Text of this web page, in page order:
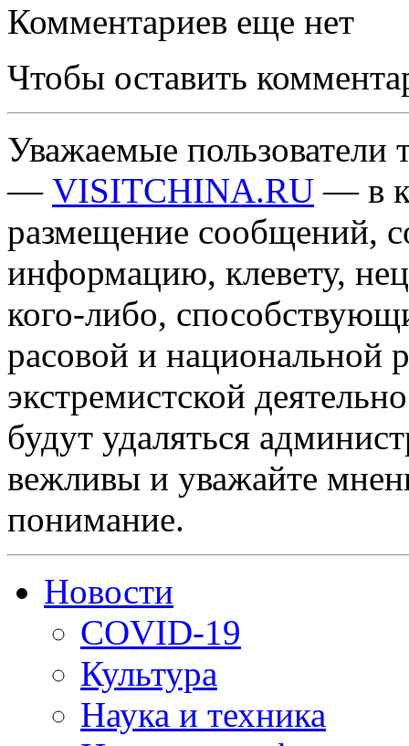
Комментариев еще нет
Чтобы оставить
Уважаемые пользователи
— VISITCHINA.RU — в
размещение сообщений,
информацию, клевету,
кого-либо,
расовой и национальной
экстремистской
будут удаляться
вежливы и уважайте
понимание.
Новости
COVID-19
Культура
Наука и техника